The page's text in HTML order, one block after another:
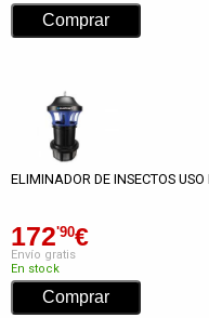
ELIMINADOR DE INSECTOS
172'90€
Envío gratis
En stock